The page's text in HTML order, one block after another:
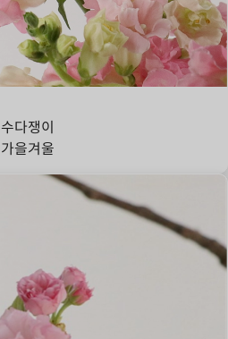
수다쟁이
가을겨울